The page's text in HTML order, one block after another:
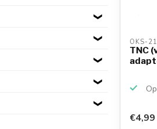
OKS-
TNC
€4,99